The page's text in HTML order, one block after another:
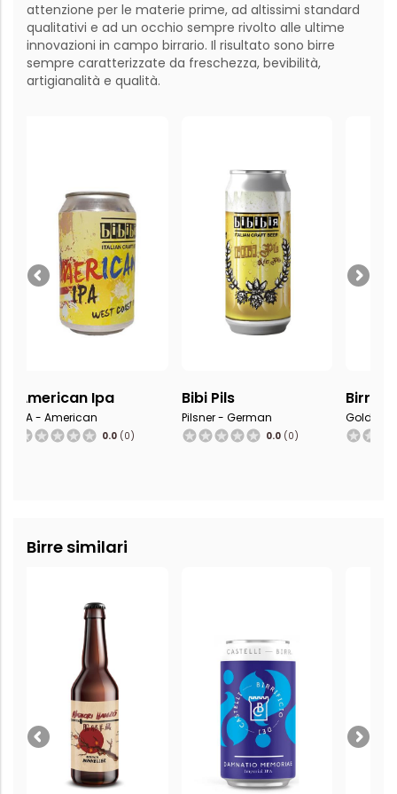
attenzione per le materie prime, ad altissimi standard
qualitativi e ad un occhio sempre rivolto alle ultime
innovazioni in campo birrario. Il risultato sono birre
sempre caratterizzate da freschezza, bevibilità,
artigianalità e qualità.
American Ipa
IPA - American
0.0 (0)
Bibi Pils
Pilsner - German
0.0 (0)
Golden
Birre similari